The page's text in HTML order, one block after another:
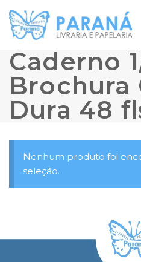
Caderno
Brochura
Dura 48
Nenhum produto foi
seleção.